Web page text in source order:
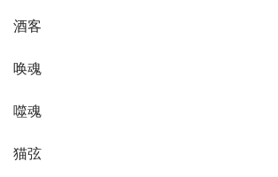
酒客
唤魂
噬魂
猫弦